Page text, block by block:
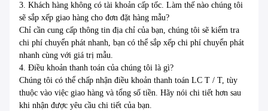
3. Khách hàng không có tài khoản cấp tốc. Làm thế nào chúng tôi
sẽ sắp xếp giao hàng cho đơn đặt hàng mẫu?
Chỉ cần cung cấp thông tin địa chỉ của bạn, chúng tôi sẽ kiểm tra
chi phí chuyển phát nhanh, bạn có thể sắp xếp chi phí chuyển phát
nhanh cùng với giá trị mẫu.
4. Điều khoản thanh toán của chúng tôi là gì?
Chúng tôi có thể chấp nhận điều khoản thanh toán LC T / T, tùy
thuộc vào việc giao hàng và tổng số tiền. Hãy nói chi tiết hơn sau
khi nhận được yêu cầu chi tiết của bạn.